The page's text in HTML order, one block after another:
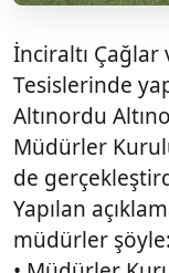
İnciraltı Çağlar
Tesislerinde
Altınordu
Müdürler
de
Yapılan
müdürler şöyle: